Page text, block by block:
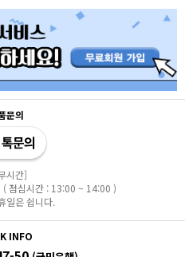
문의
시간]
점심시간 : 13:00 ~ 14:00 )
일은 쉽니다.
INFO